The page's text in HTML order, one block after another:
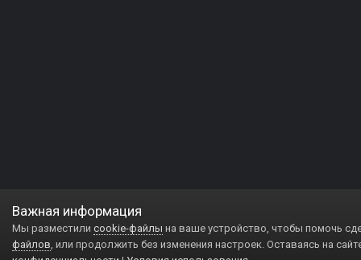
Важная информация
Мы разместили cookie-файлы на ваше устройство, чтобы помочь
файлов, или продолжить без изменения настроек. Оставаясь на